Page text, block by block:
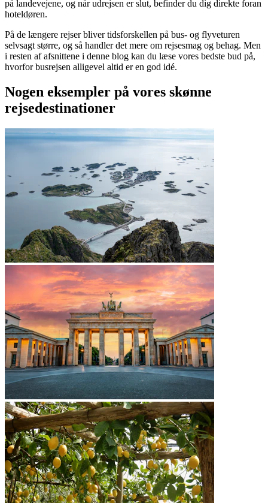
på landevejene, og når udrejsen er slut, befinder du dig direkte foran
hoteldøren.
På de længere rejser bliver tidsforskellen på bus- og flyveturen
selvsagt større, og så handler det mere om rejsesmag og behag. Men
i resten af afsnittene i denne blog kan du læse vores bedste bud på,
hvorfor busrejsen alligevel altid er en god idé.
Nogen eksempler på vores skønne
rejsedestinationer